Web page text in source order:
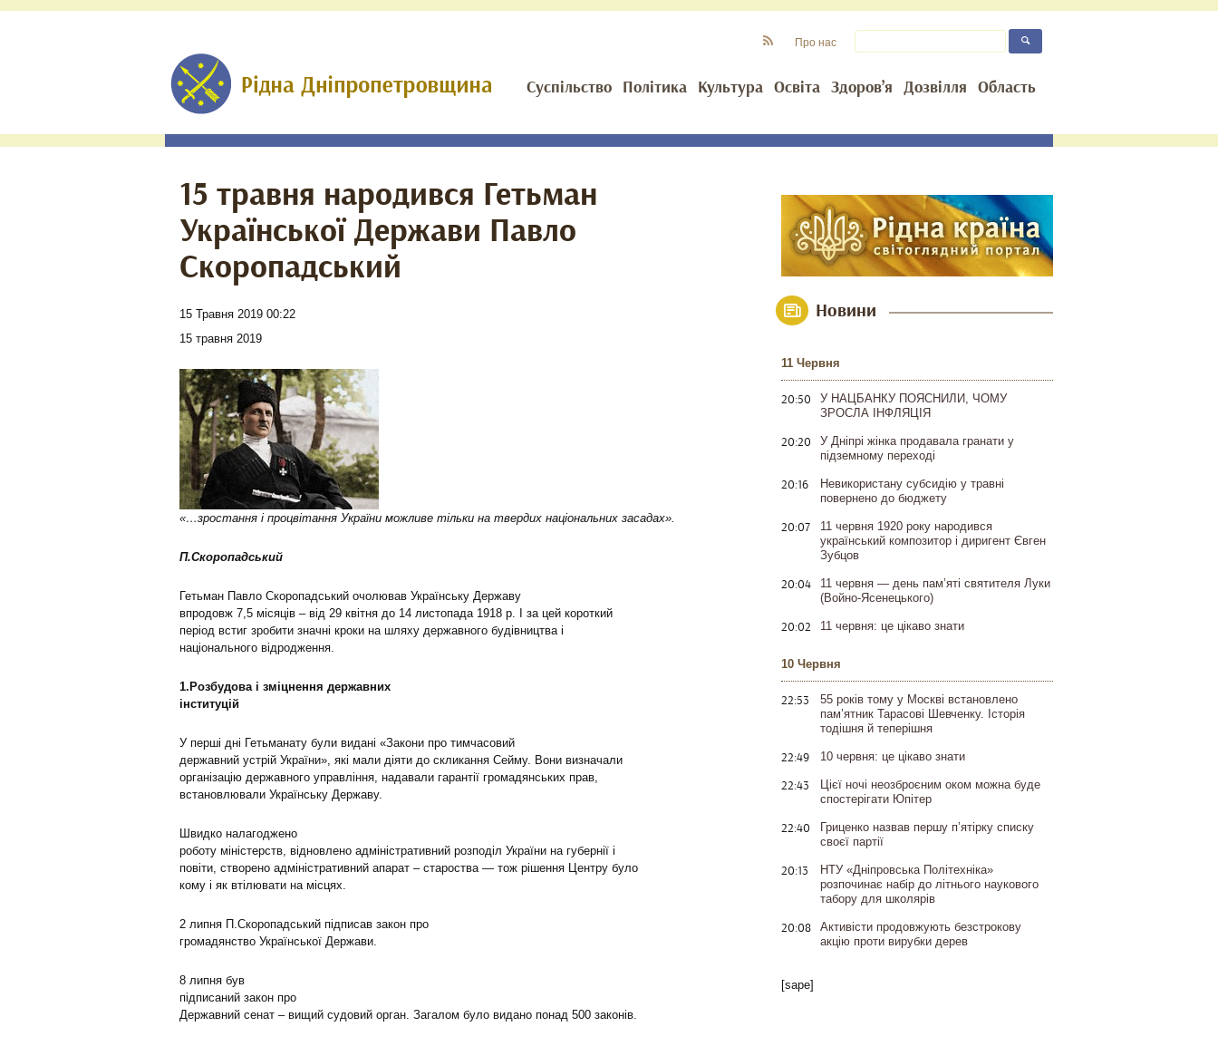
Суспільство Політика Культура Освіта Здоров’я Дозвілля Область
Про нас
15 травня народився Гетьман
Української Держави Павло
Скоропадський
15 Травня 2019 00:22
15 травня 2019
«…зростання і процвітання України можливе тільки на твердих національних засадах».
П.Скоропадський
Гетьман Павло Скоропадський очолював Українську Державу
впродовж 7,5 місяців – від 29 квітня до 14 листопада 1918 р. І за цей короткий
період встиг зробити значні кроки на шляху державного будівництва і
національного відродження.
1.Розбудова і зміцнення державних
інституцій
У перші дні Гетьманату були видані «Закони про тимчасовий
державний устрій України», які мали діяти до скликання Сейму. Вони визначали
організацію державного управління, надавали гарантії громадянських прав,
встановлювали Українську Державу.
Швидко налагоджено
роботу міністерств, відновлено адміністративний розподіл України на губернії і
повіти, створено адміністративний апарат – староства — тож рішення Центру було
кому і як втілювати на місцях.
2 липня П.Скоропадський підписав закон про
громадянство Української Держави.
8 липня був
підписаний закон про
Державний сенат – вищий судовий орган. Загалом було видано понад 500 законів.
Новини
11 Червня
20:50
У НАЦБАНКУ ПОЯСНИЛИ, ЧОМУ
ЗРОСЛА ІНФЛЯЦІЯ
20:20
У Дніпрі жінка продавала гранати у
підземному переході
20:16
Невикористану субсидію у травні
повернено до бюджету
20:07
11 червня 1920 року народився
український композитор і диригент Євген
Зубцов
20:04
11 червня — день пам’яті святителя Луки
(Войно-Ясенецького)
20:02 11 червня: це цікаво знати
10 Червня
22:53
55 років тому у Москві встановлено
пам’ятник Тарасові Шевченку. Історія
тодішня й теперішня
22:49 10 червня: це цікаво знати
22:43
Цієї ночі неозброєним оком можна буде
спостерігати Юпітер
22:40
Гриценко назвав першу п’ятірку списку
своєї партії
20:13
НТУ «Дніпровська Політехніка»
розпочинає набір до літнього наукового
табору для школярів
20:08
Активісти продовжують безстрокову
акцію проти вирубки дерев
[sape]